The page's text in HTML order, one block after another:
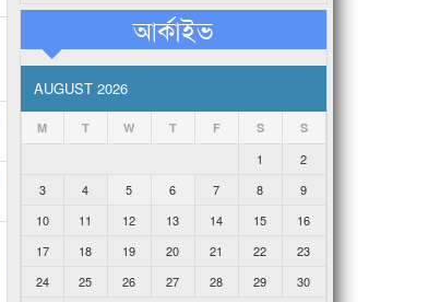
আর্কাইভ
AUGUST 2026
M T W T F S S
1
2
3
4 5 6 7 8
9
10
11 12 13 14 15
16
17
18 19 20 21 22
23
24
25 26 27 28 29
30